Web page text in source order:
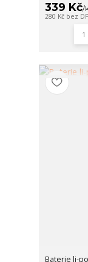
339 Kč/
280 Kč bez
Baterie li-